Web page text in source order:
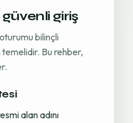
giriş
bilinçli
Bu rehber,
alan adını